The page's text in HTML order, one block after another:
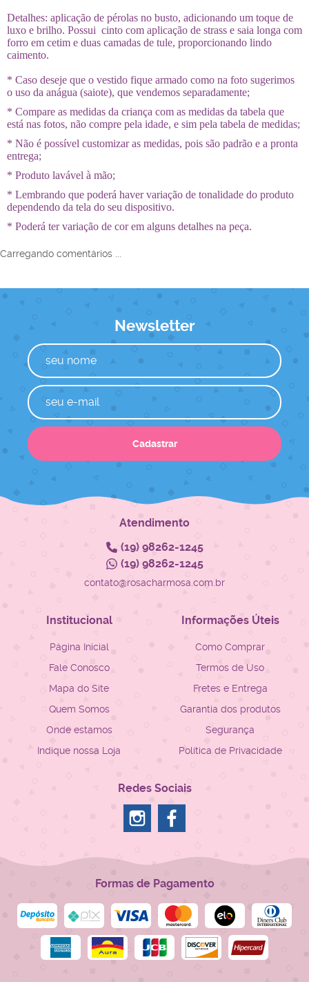
Detalhes: aplicação de pérolas no busto, adicionando um toque de
luxo e brilho. Possui cinto com aplicação de strass e saia longa com
forro em cetim e duas camadas de tule, proporcionando lindo
caimento.
* Caso deseje que o vestido fique armado como na foto sugerimos
o uso da anágua (saiote), que vendemos separadamente;
* Compare as medidas da criança com as medidas da tabela que
está nas fotos, não compre pela idade, e sim pela tabela de medidas;
* Não é possível customizar as medidas, pois são padrão e a pronta
entrega;
* Produto lavável à mão;
* Lembrando que poderá haver variação de tonalidade do produto
dependendo da tela do seu dispositivo.
* Poderá ter variação de cor em alguns detalhes na peça.
Carregando comentários ...
Newsletter
Cadastrar
Atendimento
(19)98262-1245
(19)98262-1245
contato@rosacharmosa.com.br
Institucional
Página Inicial
Fale Conosco
Mapa do Site
Quem Somos
Onde estamos
Indique nossa Loja
Informações Úteis
Como Comprar
Termos de Uso
Fretes e Entrega
Garantia dos produtos
Segurança
Política de Privacidade
Redes Sociais
Formas de Pagamento